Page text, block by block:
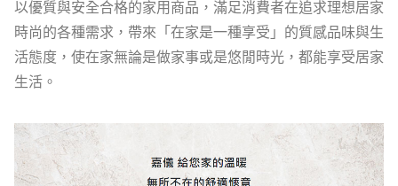
以優質與安全合格的家用商品，滿足消費者在追求理想居家
時尚的各種需求，帶來「在家是一種享受」的質感品味與生
活態度，使在家無論是做家事或是悠閒時光，都能享受居家
生活。